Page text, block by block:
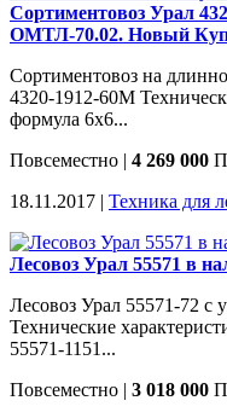
Сортиментовоз Урал
ОМТЛ-70.02. Новый
Сортиментовоз на
4320-1912-60М
формула 6х6...
Повсеместно | 4 269 000
18.11.2017 | Техника для
Лесовоз Урал 55571 в
Лесовоз Урал 55571-72 с
Технические
55571-1151...
Повсеместно | 3 018 000